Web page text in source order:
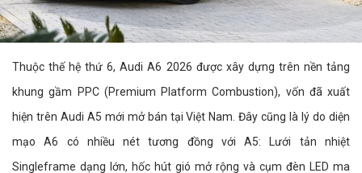
Thuộc thế hệ thứ 6, Audi A6 2026 được xây dựng trên nền tảng
khung gầm PPC (Premium Platform Combustion), vốn đã xuất
hiện trên Audi A5 mới mở bán tại Việt Nam. Đây cũng là lý do diện
mạo A6 có nhiều nét tương đồng với A5: Lưới tản nhiệt
Singleframe dạng lớn, hốc hút gió mở rộng và cụm đèn LED ma